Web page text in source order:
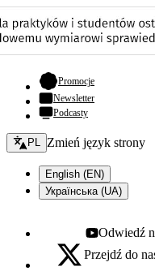
Promocje- otwiera się w
Newsletter
Podcasty
Zmień język - bieżący:
PL Zmień język strony
English (EN)
Українська (UA)
Youtube -
Odwiedź
X - otwiera się w nowej
Przejdź do